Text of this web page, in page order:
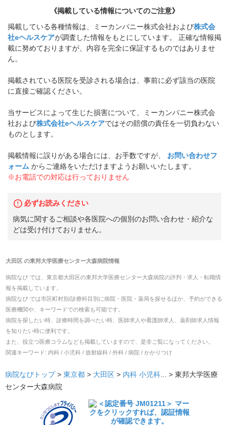
《掲載している情報についてのご注意》
掲載している各種情報は、ミーカンパニー株式会社および株式会
社eヘルスケアが調査した情報をもとにしています。 正確な情報掲
載に努めておりますが、内容を完全に保証するものではありませ
ん。
掲載されている医院を受診される場合は、事前に必ず該当の医院
に直接ご確認ください。
当サービスによって生じた損害について、ミーカンパニー株式会
社および株式会社eヘルスケアではその賠償の責任を一切負わない
ものとします。
掲載情報に誤りがある場合には、お手数ですが、
お問い合わせフ
ォーム からご連絡をいただけますようお願いいたします。
※お電話での対応は行っておりません
必ずお読みください
病気に関するご相談や各医院への個別のお問い合わせ・紹介な
どは受け付けておりません。
大田区の東邦大学医療センター大森病院情報
病院なび では、 東京都大田区の東邦大学医療センター大森病院の評判・求人・転職情
報を掲載しています。
病院なび では市区町村別/診療科目別に病院・医院・薬局を探せるほか、予約ができる
医療機関や、キーワードでの検索も可能です。
病院を探したい時、診療時間を調べたい時、医師求人や看護師求人、薬剤師求人情報
を知りたい時に便利です。
また、役立つ医療コラムなども掲載していますので、是非ご覧になってください。
関連キーワード: 内科 / 小児科 / 放射線科 / 外科 / 病院 / かかりつけ
病院なびトップ > 東京都 > 大田区 > 内科 小児科 ... > 東邦大学医療
センター大森病院